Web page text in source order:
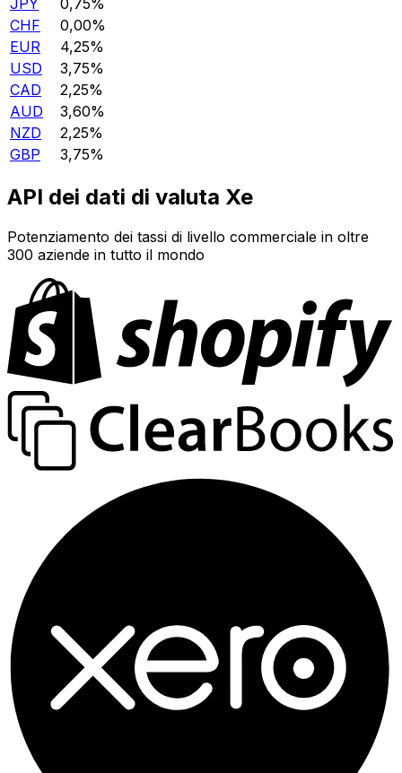
JPY
0,75%
CHF
0,00%
EUR
4,25%
USD
3,75%
CAD
2,25%
AUD
3,60%
NZD
2,25%
GBP
3,75%
API dei dati di valuta Xe
Potenziamento dei tassi di livello commerciale in oltre
300 aziende in tutto il mondo